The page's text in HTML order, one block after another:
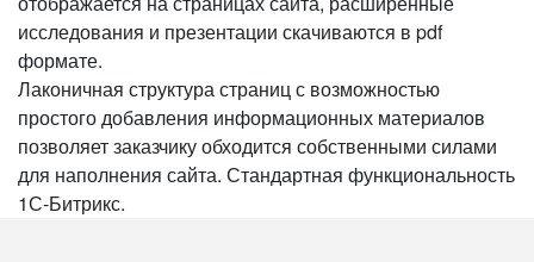
исследования и презентации скачиваются в pdf
формате.
Лаконичная структура страниц с возможностью
простого добавления информационных материалов
позволяет заказчику обходится собственными силами
для наполнения сайта. Стандартная функциональность
1С-Битрикс.